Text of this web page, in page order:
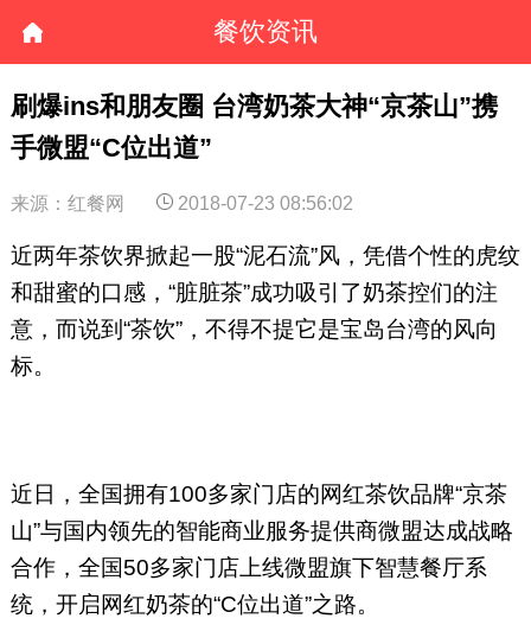
餐饮资讯
刷爆ins和朋友圈 台湾奶茶大神“京茶山”携
手微盟“C位出道”
来源：红餐网 2018-07-23 08:56:02
近两年茶饮界掀起一股“泥石流”风，凭借个性的虎纹
和甜蜜的口感，“脏脏茶”成功吸引了奶茶控们的注
意，而说到“茶饮”，不得不提它是宝岛台湾的风向
标。
近日，全国拥有100多家门店的网红茶饮品牌“京茶
山”与国内领先的智能商业服务提供商微盟达成战略
合作，全国50多家门店上线微盟旗下智慧餐厅系
统，开启网红奶茶的“C位出道”之路。